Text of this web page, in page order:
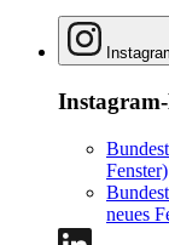
Fenster)
neues